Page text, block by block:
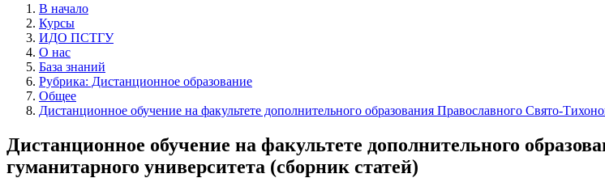
В начало
Курсы
ИДО ПСТГУ
О нас
База знаний
Рубрика: Дистанционное образование
Общее
Дистанционное обучение на факультете дополнительного образования Православного Свято-
Дистанционное обучение на факультете дополнительного
гуманитарного университета (сборник статей)